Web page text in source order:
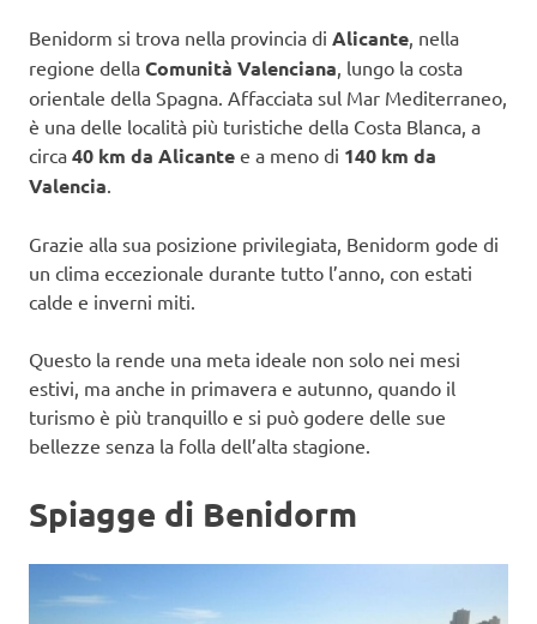
Benidorm si trova nella provincia di Alicante, nella
regione della Comunità Valenciana, lungo la costa
orientale della Spagna. Affacciata sul Mar Mediterraneo,
è una delle località più turistiche della Costa Blanca, a
circa 40 km da Alicante e a meno di 140 km da
Valencia.
Grazie alla sua posizione privilegiata, Benidorm gode di
un clima eccezionale durante tutto l’anno, con estati
calde e inverni miti.
Questo la rende una meta ideale non solo nei mesi
estivi, ma anche in primavera e autunno, quando il
turismo è più tranquillo e si può godere delle sue
bellezze senza la folla dell’alta stagione.
Spiagge di Benidorm